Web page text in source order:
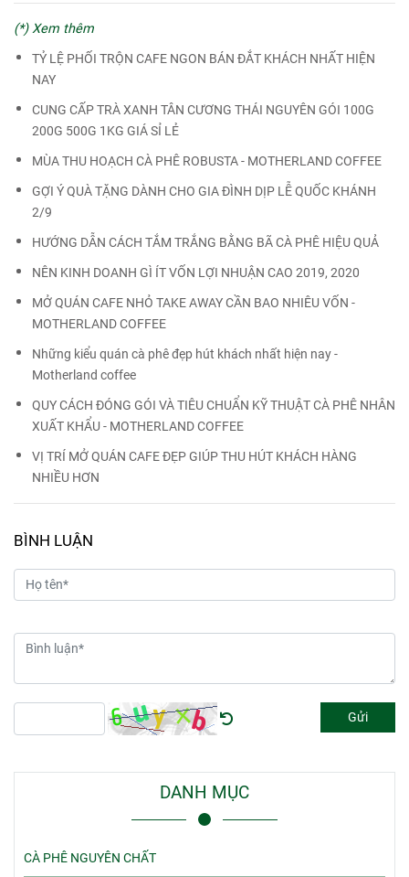
(*) Xem thêm
TỶ LỆ PHỐI TRỘN CAFE NGON BÁN ĐẮT KHÁCH NHẤT HIỆN
NAY
CUNG CẤP TRÀ XANH TÂN CƯƠNG THÁI NGUYÊN GÓI 100G
200G 500G 1KG GIÁ SỈ LẺ
MÙA THU HOẠCH CÀ PHÊ ROBUSTA - MOTHERLAND COFFEE
GỢI Ý QUÀ TẶNG DÀNH CHO GIA ĐÌNH DỊP LỄ QUỐC KHÁNH
2/9
HƯỚNG DẪN CÁCH TẮM TRẮNG BẰNG BÃ CÀ PHÊ HIỆU QUẢ
NÊN KINH DOANH GÌ ÍT VỐN LỢI NHUẬN CAO 2019, 2020
MỞ QUÁN CAFE NHỎ TAKE AWAY CẦN BAO NHIÊU VỐN -
MOTHERLAND COFFEE
Những kiểu quán cà phê đẹp hút khách nhất hiện nay -
Motherland coffee
QUY CÁCH ĐÓNG GÓI VÀ TIÊU CHUẨN KỸ THUẬT CÀ PHÊ NHÂN
XUẤT KHẨU - MOTHERLAND COFFEE
VỊ TRÍ MỞ QUÁN CAFE ĐẸP GIÚP THU HÚT KHÁCH HÀNG
NHIỀU HƠN
BÌNH LUẬN
Gửi
DANH MỤC
CÀ PHÊ NGUYÊN CHẤT